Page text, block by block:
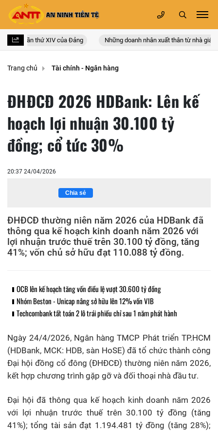
quốc lần thứ XIV của Đảng Những doanh nhân xuất thân từ nhà giáo
Trang chủ Tài chính - Ngân hàng
ĐHĐCĐ 2026 HDBank: Lên kế
hoạch lợi nhuận 30.100 tỷ
đồng; cổ tức 30%
20:37 24/04/2026
Chia sẻ
ĐHĐCĐ thường niên năm 2026 của HDBank đã
thông qua kế hoạch kinh doanh năm 2026 với
lợi nhuận trước thuế trên 30.100 tỷ đồng, tăng
41%; vốn chủ sở hữu đạt 110.088 tỷ đồng.
OCB lên kế hoạch tăng vốn điều lệ vượt 30.600 tỷ đồng
Nhóm Beston - Unicap nâng sở hữu lên 12% vốn VIB
Techcombank tất toán 2 lô trái phiếu chỉ sau 1 năm phát hành
Ngày 24/4/2026, Ngân hàng TMCP Phát triển TP.HCM
(HDBank, MCK: HDB, sàn HoSE) đã tổ chức thành công
Đại hội đồng cổ đông (ĐHĐCĐ) thường niên năm 2026,
kết hợp chương trình gặp gỡ và đối thoại nhà đầu tư.
Đại hội đã thông qua kế hoạch kinh doanh năm 2026
với lợi nhuận trước thuế trên 30.100 tỷ đồng (tăng
41%); tổng tài sản đạt 1.194.481 tỷ đồng (tăng28%);